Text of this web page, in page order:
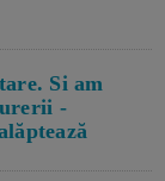
Si am
-